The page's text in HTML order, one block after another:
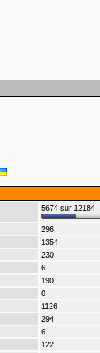
5674 sur 12184
296
1354
230
6
190
0
1126
294
6
122